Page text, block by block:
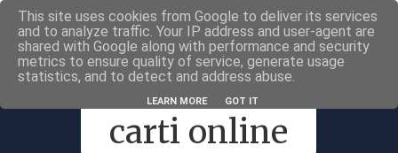
Carti la reduceri @Facebook
Reduceri la
carti online
This site uses cookies from Google to deliver its services
and to analyze traffic. Your IP address and user-agent are
shared with Google along with performance and security
metrics to ensure quality of service, generate usage
statistics, and to detect and address abuse.
LEARN MORE GOT IT